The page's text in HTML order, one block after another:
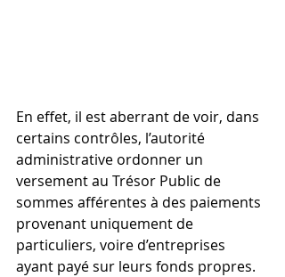
En effet, il est aberrant de voir, dans
certains contrôles, l’autorité
administrative ordonner un
versement au Trésor Public de
sommes afférentes à des paiements
provenant uniquement de
particuliers, voire d’entreprises
ayant payé sur leurs fonds propres.